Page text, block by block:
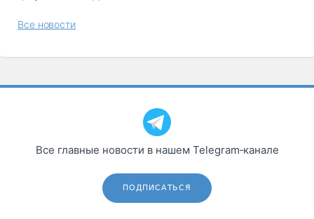
Все новости
Все главные новости в нашем Telegram‑канале
ПОДПИСАТЬСЯ